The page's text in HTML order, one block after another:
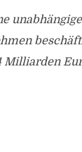
Milliarden